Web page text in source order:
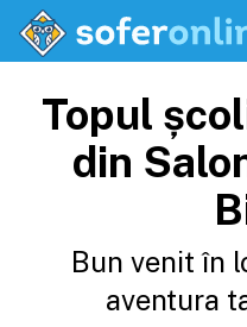
Topul
din
Bun venit în
aventura